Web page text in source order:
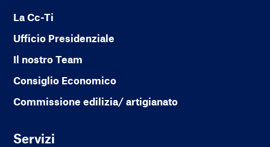
La Cc-Ti
Ufficio Presidenziale
Il nostro Team
Consiglio Economico
Commissione edilizia/ artigianato
Servizi